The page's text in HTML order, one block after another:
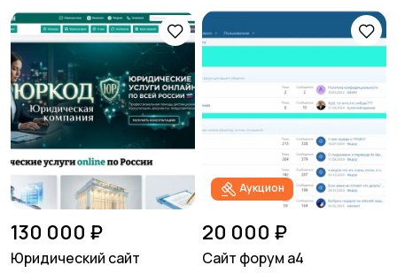
130 000 ₽
Юридический сайт
Аукцион
20 000 ₽
Сайт форум а4